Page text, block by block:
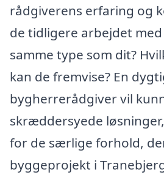
rådgiverens erfaring og
de tidligere arbejdet
samme type som dit?
kan de fremvise? En
bygherrerådgiver vil
skræddersyede
for de særlige forhold,
byggeprojekt i